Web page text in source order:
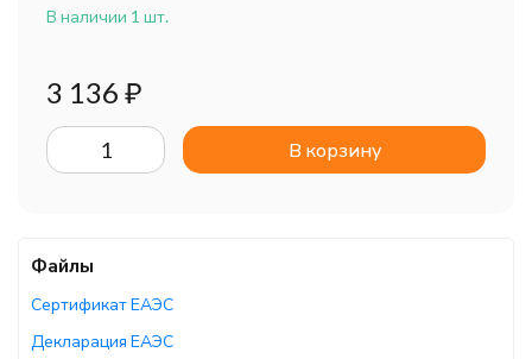
В наличии 1 шт.
3 136 ₽
В корзину
Файлы
Сертификат ЕАЭС
Декларация ЕАЭС